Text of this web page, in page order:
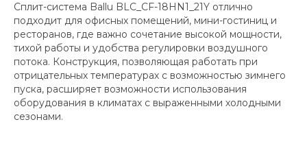
Сплит-система Ballu BLC_CF-18HN1_21Y отлично
подходит для офисных помещений, мини-гостиниц и
ресторанов, где важно сочетание высокой мощности,
тихой работы и удобства регулировки воздушного
потока. Конструкция, позволяющая работать при
отрицательных температурах с возможностью зимнего
пуска, расширяет возможности использования
оборудования в климатах с выраженными холодными
сезонами.